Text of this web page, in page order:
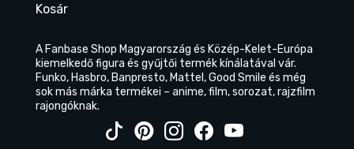
Kosár
A Fanbase Shop Magyarország és Közép-Kelet-Európa
kiemelkedő figura és gyűjtői termék kínálatával vár.
Funko, Hasbro, Banpresto, Mattel, Good Smile és még
sok más márka termékei – anime, film, sorozat, rajzfilm
rajongóknak.